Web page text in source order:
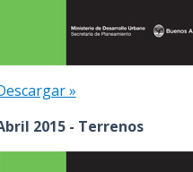
»
2015 - Terrenos